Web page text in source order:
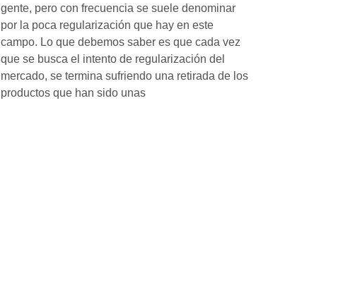
gente, pero con frecuencia se suele denominar
por la poca regularización que hay en este
campo. Lo que debemos saber es que cada vez
que se busca el intento de regularización del
mercado, se termina sufriendo una retirada de los
productos que han sido unas